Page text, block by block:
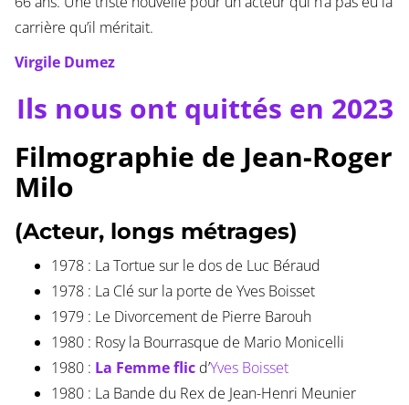
carrière qu’il méritait.
Virgile Dumez
Ils nous ont quittés en 2023
Filmographie de Jean-Roger
Milo
(Acteur, longs métrages)
1978 : La Tortue sur le dos de Luc Béraud
1978 : La Clé sur la porte de Yves Boisset
1979 : Le Divorcement de Pierre Barouh
1980 : Rosy la Bourrasque de Mario Monicelli
1980 : La Femme flicd’Yves Boisset
1980 : La Bande du Rex de Jean-Henri Meunier